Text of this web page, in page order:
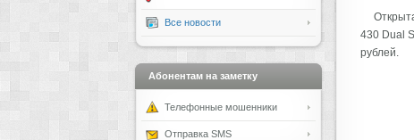
430 Dual
рублей.
Все новости
Абонентам на заметку
Телефонные мошенники
Отправка SMS